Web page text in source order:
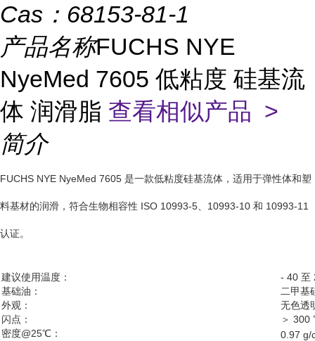
Cas： 68153-81-1
产品名称FUCHS NYE
NyeMed 7605 低粘度 硅基流
体 润滑脂 查看相似产品 >
简介
FUCHS NYE NyeMed 7605 是一款低粘度硅基流体，适用于弹性体和塑
料基材的润滑，符合生物相容性 ISO 10993-5、10993-10 和 10993-11
认证。
建议使用温度：
- 40 至
基础油：
二甲基
外观：
无色透
闪点：
＞
密度@25℃：
0.97